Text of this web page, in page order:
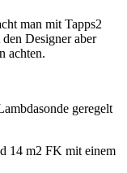
man mit Tapps2
Designer aber
achten.
geregelt
14 m2 FK mit einem